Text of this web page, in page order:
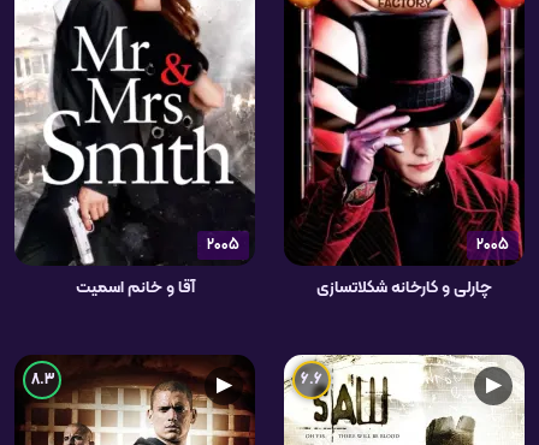
2005
چارلی و کارخانه شکلاتسازی
2005
آقا و خانم اسمیت
▶
6.6
▶
8.3